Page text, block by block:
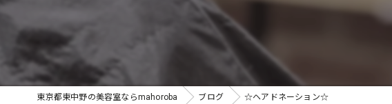
ヘッドスパ
東京都東中野の美容室ならmahoroba ブログ ☆ヘアドネーション☆